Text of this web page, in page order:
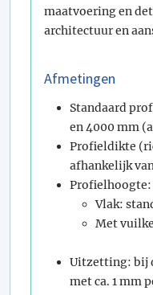
maatvoering en
architectuur en
Afmetingen
Standaard
en 4000 mm
Profieldikte
afhankelijk
Profielhoogte:
Vlak:
Met
Uitzetting: bij
met ca. 1 mm